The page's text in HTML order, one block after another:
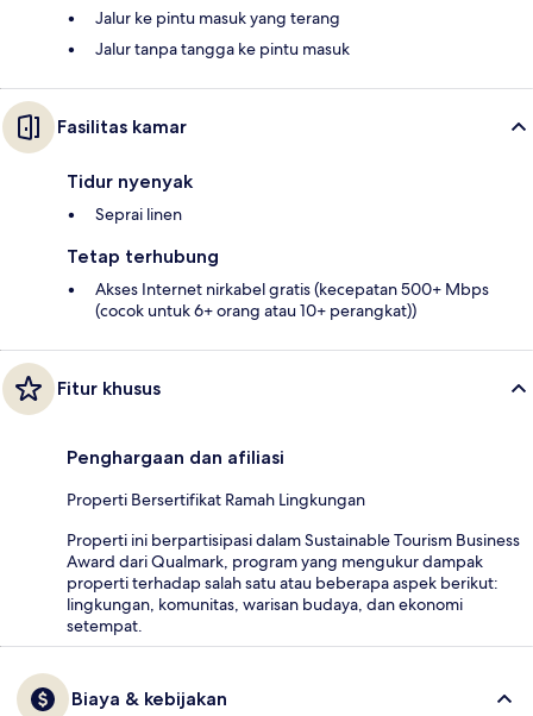
Jalur ke pintu masuk yang terang
Jalur tanpa tangga ke pintu masuk
Fasilitas kamar
Tidur nyenyak
Seprai linen
Tetap terhubung
Akses Internet nirkabel gratis (kecepatan 500+ Mbps
(cocok untuk 6+ orang atau 10+ perangkat))
Fitur khusus
Penghargaan dan afiliasi
Properti Bersertifikat Ramah Lingkungan
Properti ini berpartisipasi dalam Sustainable Tourism Business
Award dari Qualmark, program yang mengukur dampak
properti terhadap salah satu atau beberapa aspek berikut:
lingkungan, komunitas, warisan budaya, dan ekonomi
setempat.
Biaya & kebijakan